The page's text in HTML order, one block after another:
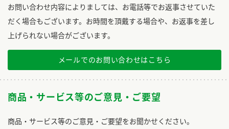
お問い合わせ内容によりましては、お電話等でお返事させていた
だく場合もございます。お時間を頂戴する場合や、お返事を差し
上げられない場合がございます。
メールでのお問い合わせはこちら
商品・サービス等のご意見・ご要望
商品・サービス等のご意見・ご要望をお聞かせください。